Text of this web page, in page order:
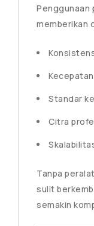
Penggunaan
memberikan
Standar
Citra
Tanpa
sulit
semakin